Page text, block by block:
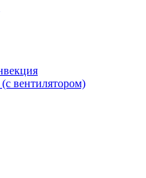
вентилятором)